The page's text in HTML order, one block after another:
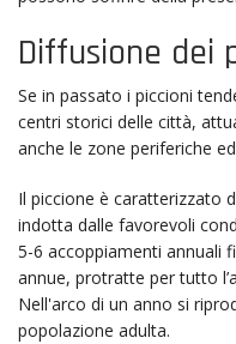
Diffusione dei
Se in passato i piccioni
centri storici delle città,
anche le zone periferiche
Il piccione è caratterizzato
indotta dalle favorevoli
5-6 accoppiamenti annuali
annue, protratte per tutto
Nell'arco di un anno si
popolazione adulta.